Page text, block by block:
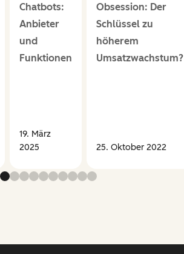
Chatbots:
Anbieter
und
Funktionen
19. März
2025
Obsession: Der
Schlüssel zu
höherem
Umsatzwachstum?
25. Oktober 2022